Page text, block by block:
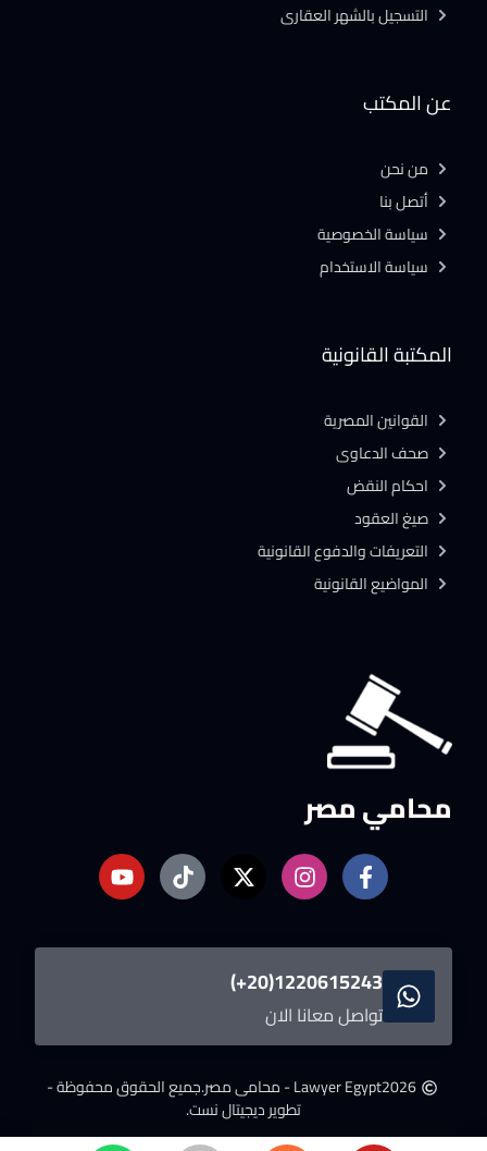
محامي مصر
1220615243(20+)
تواصل معانا الان
2026Lawyer Egypt - محامى مصر.
جميع الحقوق محفوظة -
تطوير ديجيتال نست.
المكتبة القانونية
القوانين المصرية
صحف الدعاوى
احكام النقض
صيغ العقود
التعريفات والدفوع القانونية
المواضيع القانونية
عن المكتب
من نحن
أتصل بنا
سياسة الخصوصية
سياسة الاستخدام
التسجيل بالشهر العقارى